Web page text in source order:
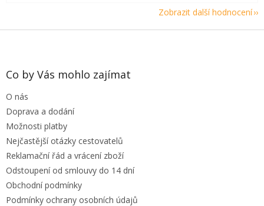
Zobrazit další hodnocení
Z
Co by Vás mohlo zajímat
O nás
Doprava a dodání
Možnosti platby
Nejčastější otázky cestovatelů
Reklamační řád a vrácení zboží
Odstoupení od smlouvy do 14 dní
Obchodní podmínky
Podmínky ochrany osobních údajů